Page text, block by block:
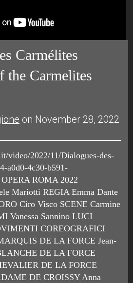
Carmélites
the Carmelites
on November 28, 2022
video/2022/11/Dialogues-des-
a0d0-4c30-b591-
ROMA 2022
Mariotti REGIA Emma Dante
Ciro Visco SCENE Carmine
Vanessa Sannino LUCI
COREOGRAFICI
DE LA FORCE Jean-
DE LA FORCE
DE LA FORCE
DE CROISSY Anna